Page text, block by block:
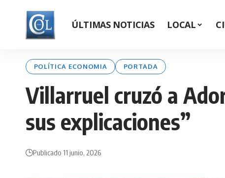
ÚLTIMAS NOTICIAS LOCAL
POLÍTICA ECONOMIA PORTADA
Villarruel cruzó a
sus explicaciones”
Publicado 11 junio, 2026